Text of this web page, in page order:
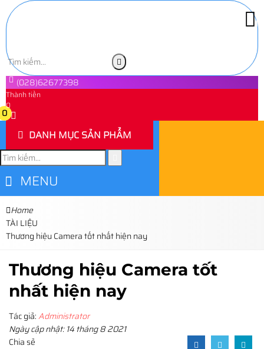
(028)62677398
Thành tiền
0
0
DANH MỤC SẢN PHẨM
MENU
Home
TÀI LIỆU
Thương hiệu Camera tốt nhất hiện nay
Thương hiệu Camera tốt
nhất hiện nay
Tác giả:Administrator
Ngày cập nhật: 14 tháng 8 2021
Chia sẻ